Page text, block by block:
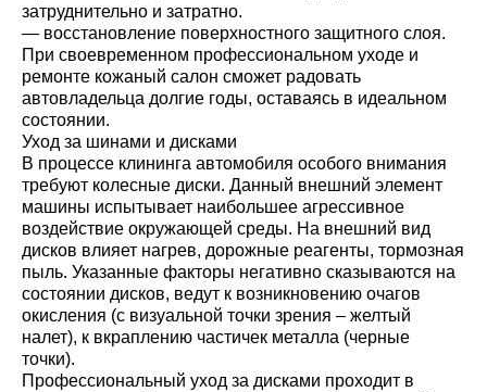
затруднительно и затратно.
— восстановление поверхностного защитного слоя.
При своевременном профессиональном уходе и
ремонте кожаный салон сможет радовать
автовладельца долгие годы, оставаясь в идеальном
состоянии.
Уход за шинами и дисками
В процессе клининга автомобиля особого внимания
требуют колесные диски. Данный внешний элемент
машины испытывает наибольшее агрессивное
воздействие окружающей среды. На внешний вид
дисков влияет нагрев, дорожные реагенты, тормозная
пыль. Указанные факторы негативно сказываются на
состоянии дисков, ведут к возникновению очагов
окисления (с визуальной точки зрения – желтый
налет), к вкраплению частичек металла (черные
точки).
Профессиональный уход за дисками проходит в